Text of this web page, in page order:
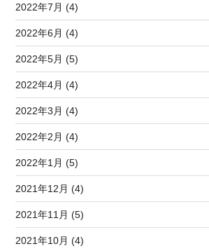
2022年7月 (4)
2022年6月 (4)
2022年5月 (5)
2022年4月 (4)
2022年3月 (4)
2022年2月 (4)
2022年1月 (5)
2021年12月 (4)
2021年11月 (5)
2021年10月 (4)